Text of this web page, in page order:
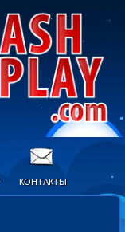
КОНТАКТЫ